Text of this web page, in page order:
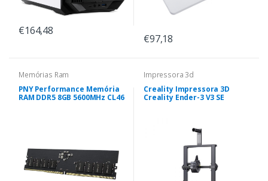
€164,48
€97,18
Memórias Ram
PNY Performance Memória
RAM DDR5 8GB 5600MHz CL46
Impressora 3d
Creality Impressora 3D
Creality Ender-3 V3 SE